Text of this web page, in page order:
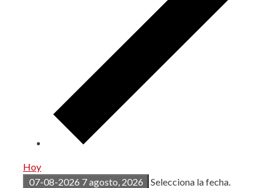
Hoy
07-08-2026 7 agosto, 2026 Selecciona la fecha.